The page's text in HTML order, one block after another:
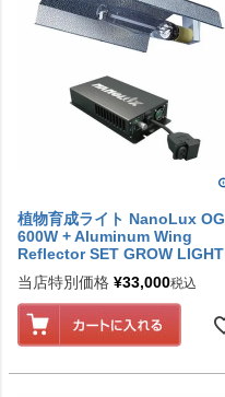
植物育成ライト NanoLux OG
600W + Aluminum Wing
Reflector SET GROW LIGHT
当店特別価格 ¥33,000税込